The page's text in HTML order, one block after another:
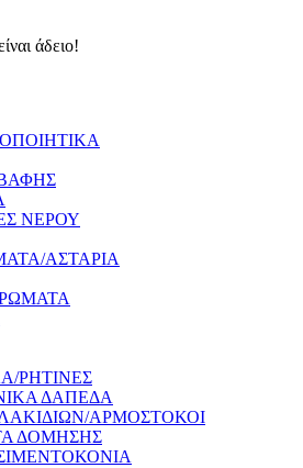
άδειο!
ΝΕΡΟΥ
ΑΣΤΑΡΙΑ
ΡΗΤΙΝΕΣ
ΔΑΠΕΔΑ
ΑΡΜΟΣΤΟΚΟΙ
ΔΟΜΗΣΗΣ